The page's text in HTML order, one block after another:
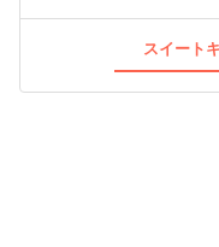
スイート